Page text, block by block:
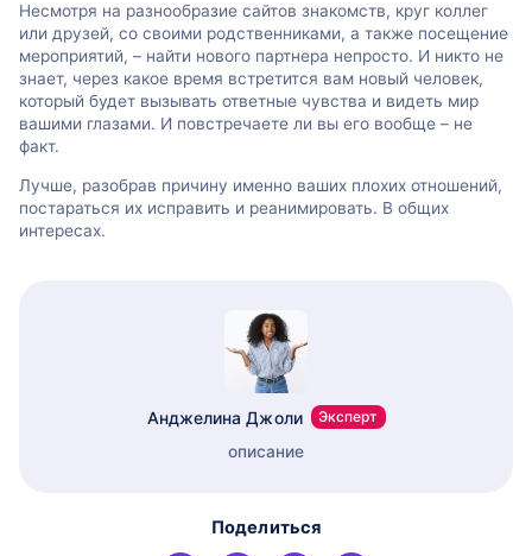
Несмотря на разнообразие сайтов знакомств, круг коллег
или друзей, со своими родственниками, а также посещение
мероприятий, – найти нового партнера непросто. И никто не
знает, через какое время встретится вам новый человек,
который будет вызывать ответные чувства и видеть мир
вашими глазами. И повстречаете ли вы его вообще – не
факт.
Лучше, разобрав причину именно ваших плохих отношений,
постараться их исправить и реанимировать. В общих
интересах.
Анджелина Джоли Эксперт
описание
Поделиться